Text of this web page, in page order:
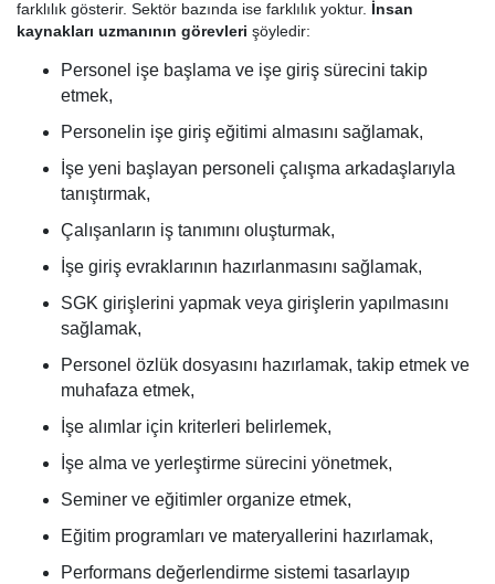
farklılık gösterir. Sektör bazında ise farklılık yoktur. İnsan
kaynakları uzmanının görevleri şöyledir:
Personel işe başlama ve işe giriş sürecini takip
etmek,
Personelin işe giriş eğitimi almasını sağlamak,
İşe yeni başlayan personeli çalışma arkadaşlarıyla
tanıştırmak,
Çalışanların iş tanımını oluşturmak,
İşe giriş evraklarının hazırlanmasını sağlamak,
SGK girişlerini yapmak veya girişlerin yapılmasını
sağlamak,
Personel özlük dosyasını hazırlamak, takip etmek ve
muhafaza etmek,
İşe alımlar için kriterleri belirlemek,
İşe alma ve yerleştirme sürecini yönetmek,
Seminer ve eğitimler organize etmek,
Eğitim programları ve materyallerini hazırlamak,
Performans değerlendirme sistemi tasarlayıp